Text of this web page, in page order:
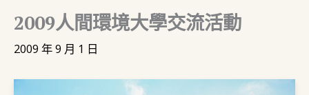
方
2009人間環境大學交流活動
2009 年 9 月 1 日